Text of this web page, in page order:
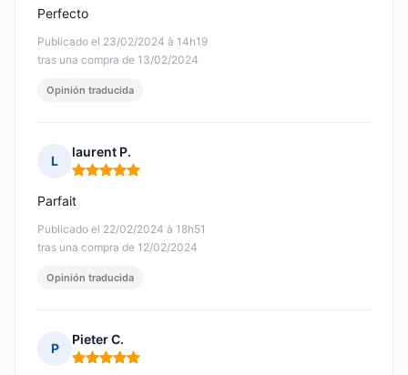
Publicado el 23/02/2024 à 14h19
tras una compra de 13/02/2024
Perfecto
Opinión traducida
L
laurent P.
Nota: 5 de 5
Publicado el 22/02/2024 à 18h51
tras una compra de 12/02/2024
Parfait
Opinión traducida
P
Pieter C.
Nota: 5 de 5